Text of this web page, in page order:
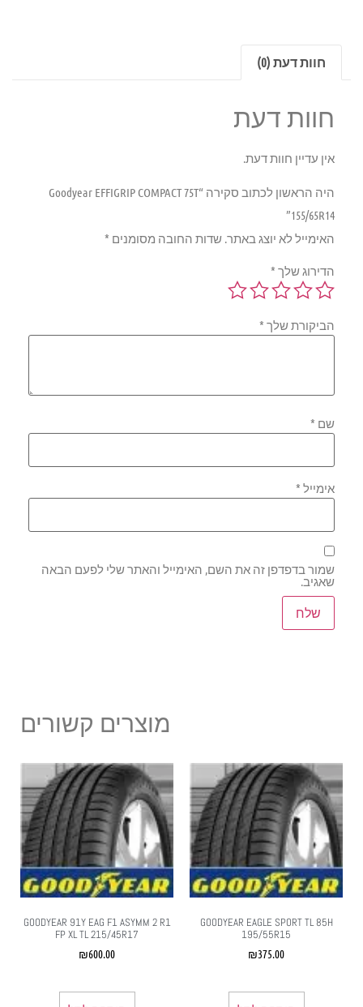
חוות דעת (0)
חוות דעת
אין עדיין חוות דעת.
היה הראשון לכתוב סקירה “Goodyear EFFIGRIP COMPACT 75T
155/65R14”
האימייל לא יוצג באתר.שדות החובה מסומנים*
הדירוג שלך*
הביקורת שלך*
שם*
אימייל*
שמור בדפדפן זה את השם, האימייל והאתר שלי לפעם הבאה
שאגיב.
מוצרים קשורים
GOODYEAR EAGLE SPORT TL 85H
195/55R15
₪375.00
‏GOODYEAR 91Y EAG F1 ASYMM 2 R1
FP XL TL 215/45R17
₪600.00